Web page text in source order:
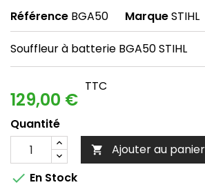
Référence BGA50 MarqueSTIHL
Souffleur à batterie BGA50 STIHL
129,00 €
TTC
Quantité
 Ajouter au panier
 En Stock